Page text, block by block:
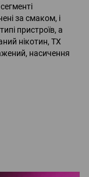
за смаком, і
пристроїв, а
нікотин, ТХ
насичення